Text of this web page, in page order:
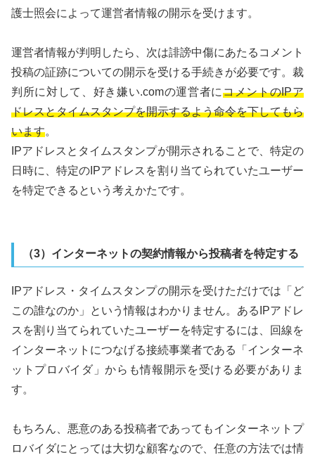
護士照会によって運営者情報の開示を受けます。
運営者情報が判明したら、次は誹謗中傷にあたるコメント
投稿の証跡についての開示を受ける手続きが必要です。裁
判所に対して、好き嫌い.comの運営者にコメントのIPア
ドレスとタイムスタンプを開示するよう命令を下してもら
います。
IPアドレスとタイムスタンプが開示されることで、特定の
日時に、特定のIPアドレスを割り当てられていたユーザー
を特定できるという考えかたです。
（3）インターネットの契約情報から投稿者を特定する
IPアドレス・タイムスタンプの開示を受けただけでは「ど
この誰なのか」という情報はわかりません。あるIPアドレ
スを割り当てられていたユーザーを特定するには、回線を
インターネットにつなげる接続事業者である「インターネ
ットプロバイダ」からも情報開示を受ける必要がありま
す。
もちろん、悪意のある投稿者であってもインターネットプ
ロバイダにとっては大切な顧客なので、任意の方法では情